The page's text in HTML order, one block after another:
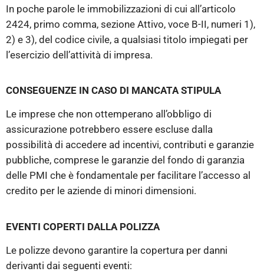
In poche parole le immobilizzazioni di cui all’articolo
2424, primo comma, sezione Attivo, voce B-II, numeri 1),
2) e 3), del codice civile, a qualsiasi titolo impiegati per
l’esercizio dell’attività di impresa.
CONSEGUENZE IN CASO DI MANCATA STIPULA
Le imprese che non ottemperano all’obbligo di
assicurazione potrebbero essere escluse dalla
possibilità di accedere ad incentivi, contributi e garanzie
pubbliche, comprese le garanzie del fondo di garanzia
delle PMI che è fondamentale per facilitare l’accesso al
credito per le aziende di minori dimensioni.
EVENTI COPERTI DALLA POLIZZA
Le polizze devono garantire la copertura per danni
derivanti dai seguenti eventi: